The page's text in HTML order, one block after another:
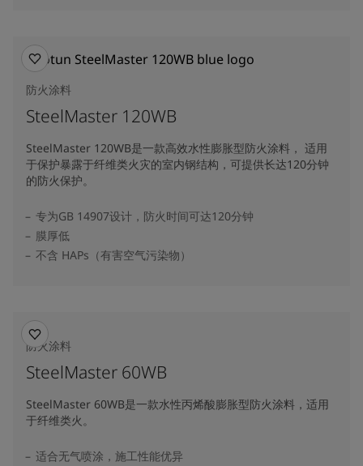
防火涂料
SteelMaster 120WB
SteelMaster 120WB是一款高效水性膨胀型防火涂料， 适用
于保护暴露于纤维类火灾的室内钢结构，可提供长达120分钟
的防火保护。
专为GB 14907设计，防火时间可达120分钟
膜厚低
不含 HAPs（有害空气污染物）
防火涂料
SteelMaster 60WB
SteelMaster 60WB是一款水性丙烯酸膨胀型防火涂料，适用
于纤维类火。
适合无气喷涂，施工性能优异